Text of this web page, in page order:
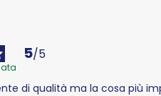
5/5
di qualità ma la cosa più